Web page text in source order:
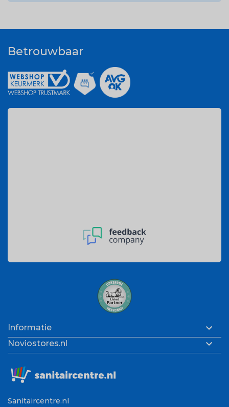
Betrouwbaar
Informatie 
Noviostores.nl 
Sanitaircentre.nl